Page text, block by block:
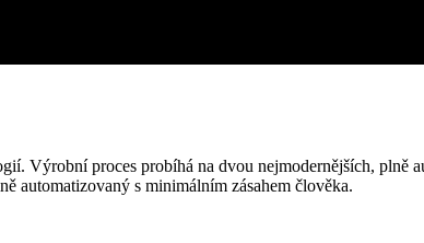
Výrobní proces probíhá na dvou nejmodernějších,
automatizovaný s minimálním zásahem člověka.